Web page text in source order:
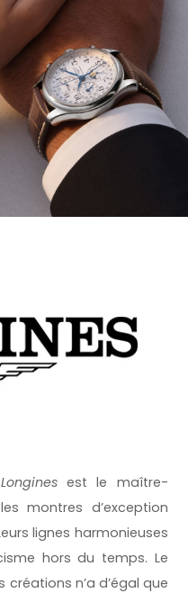
Longines est le maître-
montres d’exception
lignes harmonieuses
hors du temps. Le
n’a d’égal que